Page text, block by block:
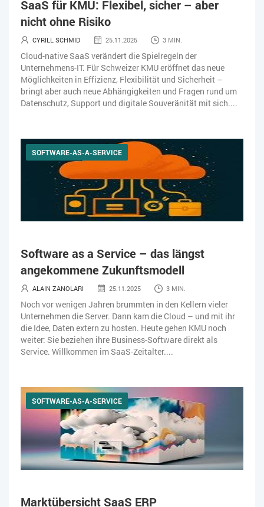
ZEITWIRTSCHAFT
SaaS für KMU: Flexibel, sicher – aber
nicht ohne Risiko
CYRILL SCHMID 25.11.2025 3 MIN.
Cloud-native SaaS verändert die Spielregeln der
Unternehmens-IT. Für Schweizer KMU eröffnet das neue
Möglichkeiten in Effizienz, Flexibilität und Sicherheit –
bringt aber auch neue Abhängigkeiten und Fragen rund um
Datenschutz, Support und digitale Souveränität mit sich....
SOFTWARE-AS-A-SERVICE
Software as a Service – das längst
angekommene Zukunftsmodell
ALAIN ZANOLARI 25.11.2025 3 MIN.
Noch vor wenigen Jahren brummten in den Kellern vieler
Unternehmen die Server. Dann kam die Cloud – und mit ihr
die Idee, Daten extern zu hosten. Heute gehen KMU noch
weiter: Sie beziehen ihre Business-Software direkt als
Service. Willkommen im SaaS-Zeitalter....
SOFTWARE-AS-A-SERVICE
Marktübersicht SaaS ERP